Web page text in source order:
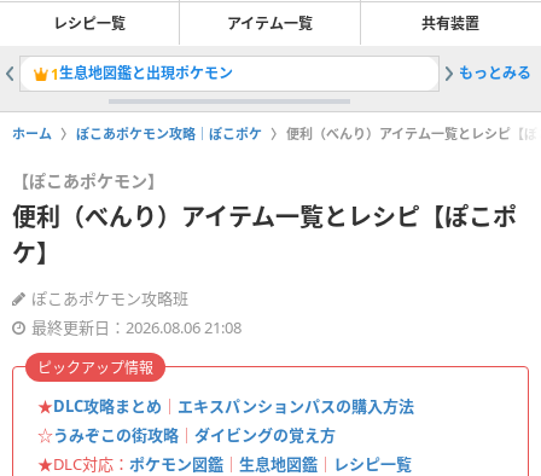
レシピ一覧 アイテム一覧 共有装置
1生息地図鑑と出現ポケモン 2ブクブ
もっとみる
ホーム ぽこあポケモン攻略｜ぽこポケ 便利（べんり）アイテム一覧とレシピ【
【ぽこあポケモン】
便利（べんり）アイテム一覧とレシピ【ぽこポ
ケ】
ぽこあポケモン攻略班
最終更新日：2026.08.06 21:08
★DLC攻略まとめ ｜ エキスパンションパスの購入方法
☆うみぞこの街攻略 ｜ ダイビングの覚え方
★DLC対応： ポケモン図鑑 ｜ 生息地図鑑 ｜ レシピ一覧
ピックアップ情報